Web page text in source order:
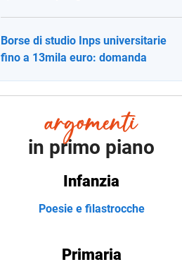
Borse di studio Inps universitarie
fino a 13mila euro: domanda
in primo piano
Infanzia
Poesie e filastrocche
Primaria